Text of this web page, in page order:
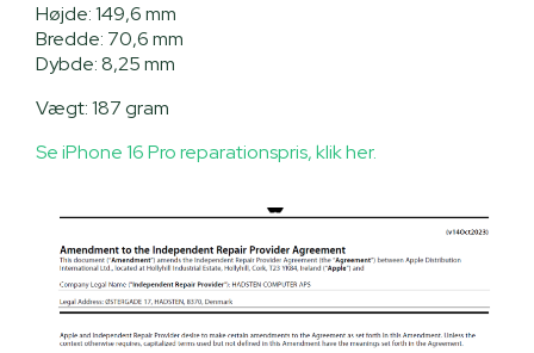
Højde: 149,6 mm
Bredde: 70,6 mm
Dybde: 8,25 mm
Vægt: 187 gram
Se iPhone 16 Pro reparationspris, klik her.